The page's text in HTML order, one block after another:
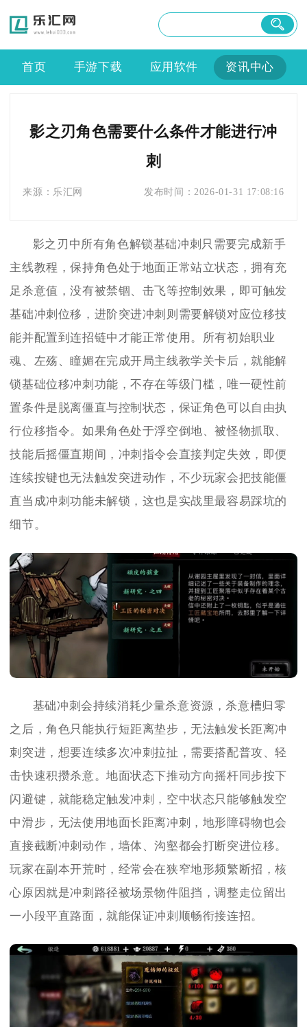
首页 手游下载 应用软件 资讯中心
影之刃角色需要什么条件才能进行冲
刺
来源： 乐汇网 发布时间： 2026-01-31 17:08:16
影之刃中所有角色解锁基础冲刺只需要完成新手
主线教程，保持角色处于地面正常站立状态，拥有充
足杀意值，没有被禁锢、击飞等控制效果，即可触发
基础冲刺位移，进阶突进冲刺则需要解锁对应位移技
能并配置到连招链中才能正常使用。所有初始职业
魂、左殇、瞳媚在完成开局主线教学关卡后，就能解
锁基础位移冲刺功能，不存在等级门槛，唯一硬性前
置条件是脱离僵直与控制状态，保证角色可以自由执
行位移指令。如果角色处于浮空倒地、被怪物抓取、
技能后摇僵直期间，冲刺指令会直接判定失效，即便
连续按键也无法触发突进动作，不少玩家会把技能僵
直当成冲刺功能未解锁，这也是实战里最容易踩坑的
细节。
基础冲刺会持续消耗少量杀意资源，杀意槽归零
之后，角色只能执行短距离垫步，无法触发长距离冲
刺突进，想要连续多次冲刺拉扯，需要搭配普攻、轻
击快速积攒杀意。地面状态下推动方向摇杆同步按下
闪避键，就能稳定触发冲刺，空中状态只能够触发空
中滑步，无法使用地面长距离冲刺，地形障碍物也会
直接截断冲刺动作，墙体、沟壑都会打断突进位移。
玩家在副本开荒时，经常会在狭窄地形频繁断招，核
心原因就是冲刺路径被场景物件阻挡，调整走位留出
一小段平直路面，就能保证冲刺顺畅衔接连招。